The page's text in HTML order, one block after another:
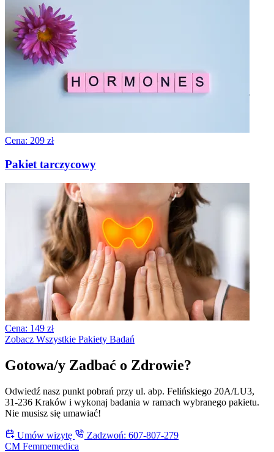
Cena: 209 zł
Pakiet tarczycowy
Cena: 149 zł
Zobacz Wszystkie Pakiety Badań
Gotowa/y Zadbać o Zdrowie?
Odwiedź nasz punkt pobrań przy ul. abp. Felińskiego 20A/LU3,
31-236 Kraków i wykonaj badania w ramach wybranego pakietu.
Nie musisz się umawiać!
Umów wizytę
Zadzwoń: 607-807-279
CM Femmemedica